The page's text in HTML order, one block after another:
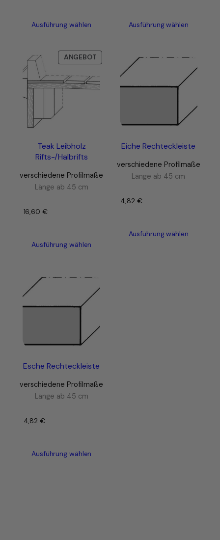
Ausführung wählen Ausführung wählen
ANGEBOTPRODUKT
IM
ANGEBOT
Teak Leibholz
Rifts-/Halbrifts
verschiedene Profilmaße
Länge ab 45 cm
16,60 €
Ausführung wählen
Eiche Rechteckleiste
verschiedene Profilmaße
Länge ab 45 cm
4,82 €
Ausführung wählen
Esche Rechteckleiste
verschiedene Profilmaße
Länge ab 45 cm
4,82€
Ausführung wählen